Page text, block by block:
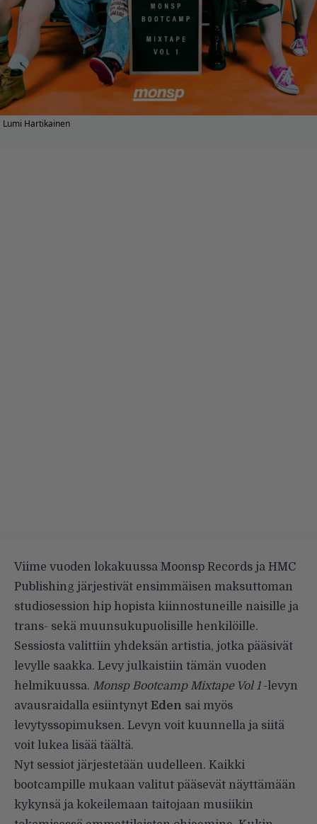
Lumi Hartikainen
Viime vuoden lokakuussa Moonsp Records ja HMC
Publishing järjestivät ensimmäisen maksuttoman
studiosession hip hopista kiinnostuneille naisille ja
trans- sekä muunsukupuolisille henkilöille.
Sessiosta valittiin yhdeksän artistia, jotka pääsivät
levylle saakka. Levy julkaistiin tämän vuoden
helmikuussa. Monsp Bootcamp Mixtape Vol 1-levyn
avausraidalla esiintynyt Eden sai myös
levytyssopimuksen. Levyn voit kuunnella ja siitä
voit lukea lisää täältä.
Nyt sessiot järjestetään uudelleen. Kaikki
bootcampille mukaan valitut pääsevät näyttämään
kykynsä ja kokeilemaan taitojaan musiikin